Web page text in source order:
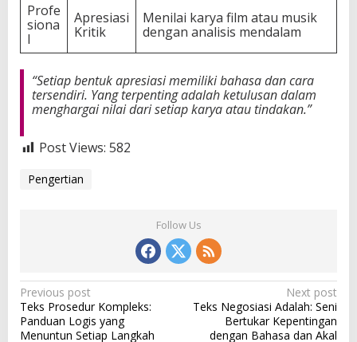
Profe
siona
l
Apresiasi
Kritik
Menilai karya film atau musik
dengan analisis mendalam
“Setiap bentuk apresiasi memiliki bahasa dan cara
tersendiri. Yang terpenting adalah ketulusan dalam
menghargai nilai dari setiap karya atau tindakan.”
Post Views: 582
Pengertian
Follow Us
P
o
Previous post
Teks Prosedur Kompleks:
Panduan Logis yang
Menuntun Setiap Langkah
Next post
Teks Negosiasi Adalah: Seni
Bertukar Kepentingan
dengan Bahasa dan Akal